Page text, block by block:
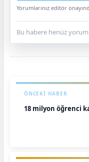
Yorumlarınız editör
Bu habere henüz yorum
ÖNCEKI HABER
18 milyon öğrenci